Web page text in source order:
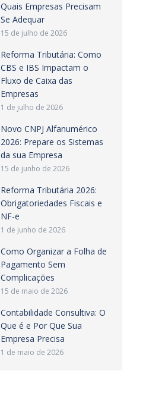
Quais Empresas Precisam
Se Adequar
15 de julho de 2026
Reforma Tributária: Como
CBS e IBS Impactam o
Fluxo de Caixa das
Empresas
1 de julho de 2026
Novo CNPJ Alfanumérico
2026: Prepare os Sistemas
da sua Empresa
15 de junho de 2026
Reforma Tributária 2026:
Obrigatoriedades Fiscais e
NF-e
1 de junho de 2026
Como Organizar a Folha de
Pagamento Sem
Complicações
15 de maio de 2026
Contabilidade Consultiva: O
Que é e Por Que Sua
Empresa Precisa
1 de maio de 2026